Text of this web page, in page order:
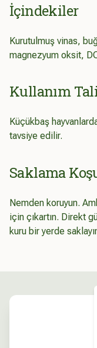
İçindekiler
Kurutulmuş vinas,
magnezyum oksit,
Kullanım
Küçükbaş
tavsiye edilir.
Saklama
Nemden koruyun.
için çıkartın. Direkt
kuru bir yerde